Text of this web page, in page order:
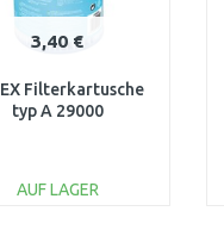
3,40 €
Filterkartusche
typ A 29000
AUF LAGER